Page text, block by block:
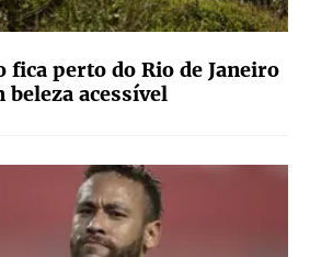
fica perto do Rio de Janeiro
beleza acessível